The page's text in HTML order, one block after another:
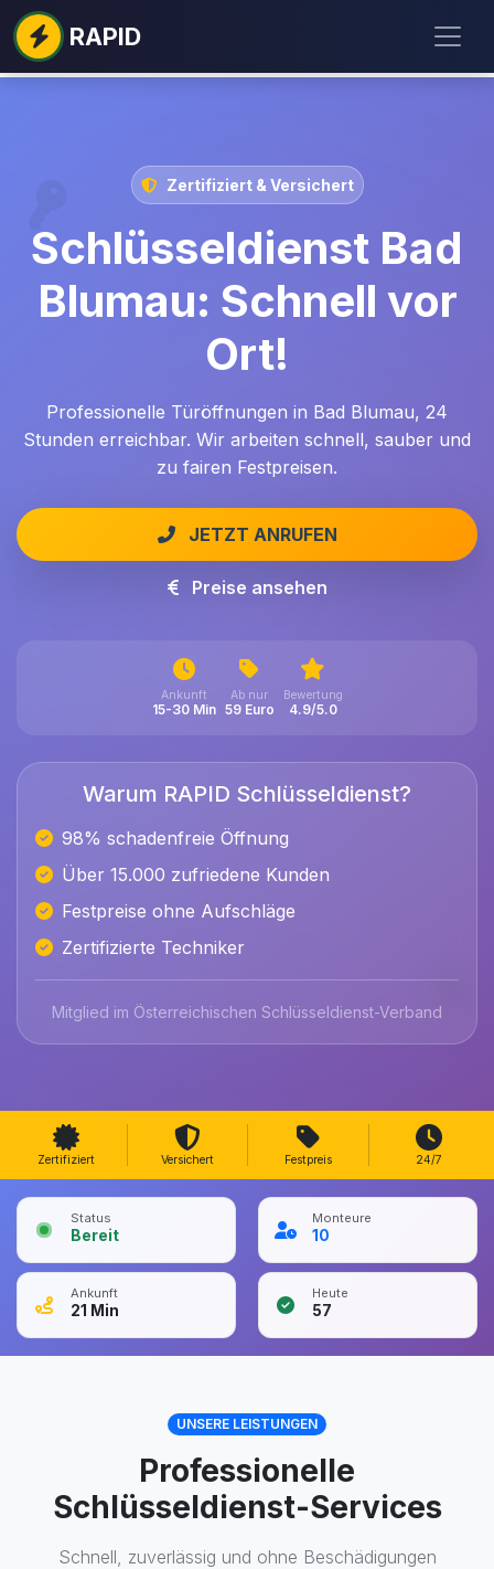
RAPID
Zertifiziert & Versichert
Schlüsseldienst Bad
Blumau: Schnell vor
Ort!
Professionelle Türöffnungen in Bad Blumau, 24
Stunden erreichbar. Wir arbeiten schnell, sauber und
zu fairen Festpreisen.
JETZT ANRUFEN
Preise ansehen
Ankunft
15-30 Min
Ab nur
59 Euro
Bewertung
4.9/5.0
Warum RAPID Schlüsseldienst?
98% schadenfreie Öffnung
Über 15.000 zufriedene Kunden
Festpreise ohne Aufschläge
Zertifizierte Techniker
Mitglied im Österreichischen Schlüsseldienst-Verband
Zertifiziert Versichert Festpreis 24/7
Status
Bereit
Monteure
10
Ankunft
21 Min
Heute
57
UNSERE LEISTUNGEN
Professionelle
Schlüsseldienst-Services
Schnell, zuverlässig und ohne Beschädigungen